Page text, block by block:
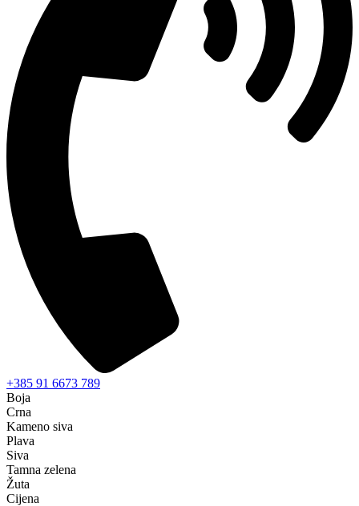
+385 91 6673 789
Boja
Crna
Kameno siva
Plava
Siva
Tamna zelena
Žuta
Cijena